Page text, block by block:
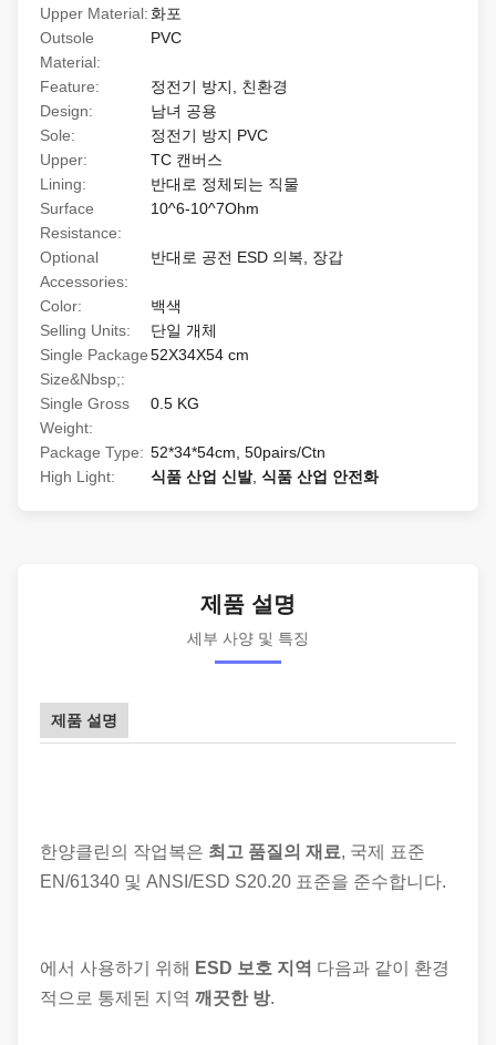
Upper Material: 화포
Outsole
Material:
PVC
Feature:
정전기 방지, 친환경
Design:
남녀 공용
Sole:
정전기 방지 PVC
Upper:
TC 캔버스
Lining:
반대로 정체되는 직물
Surface
Resistance:
10^6-10^7Ohm
Optional
Accessories:
반대로 공전 ESD 의복, 장갑
Color:
백색
Selling Units:
단일 개체
Single Package
Size&Nbsp;:
52X34X54 cm
Single Gross
Weight:
0.5 KG
Package Type: 52*34*54cm, 50pairs/Ctn
High Light:
식품 산업 신발, 식품 산업 안전화
제품 설명
세부 사양 및 특징
제품 설명
한양클린의 작업복은 최고 품질의 재료, 국제 표준
EN/61340 및 ANSI/ESD S20.20 표준을 준수합니다.
에서 사용하기 위해 ESD 보호 지역 다음과 같이 환경
적으로 통제된 지역 깨끗한 방.